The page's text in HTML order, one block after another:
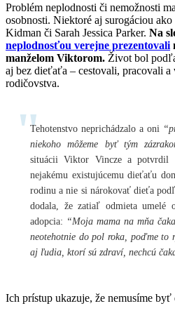
Problém neplodnosti či nemožnosti
osobnosti. Niektoré aj surogáciou
Kidman či Sarah Jessica Parker. Na
neplodnosťou verejne prezentovali
manželom Viktorom. Život bol
aj bez dieťaťa – cestovali, pracovali
rodičovstva.
Tehotenstvo neprichádzalo a oni
niekoho môžeme byť tým
situácii Viktor Vincze a
nejakému existujúcemu dieťaťu
rodinu a nie si nárokovať dieťa
dodala, že zatiaľ odmieta umelé
adopcia: “Moja mama na mňa
neotehotnie do pol roka, poďme
aj ľudia, ktorí sú zdraví, nechcú
Ich prístup ukazuje, že nemusíme